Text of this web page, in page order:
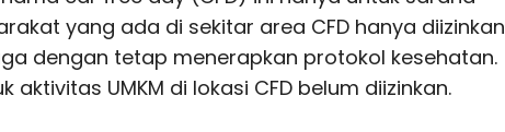
yang ada di sekitar area CFD hanya diizinkan
dengan tetap menerapkan protokol kesehatan.
aktivitas UMKM di lokasi CFD belum diizinkan.